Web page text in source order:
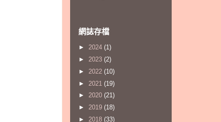
網誌存檔
► 2024 (1)
► 2023 (2)
► 2022 (10)
► 2021 (19)
► 2020 (21)
► 2019 (18)
► 2018 (33)